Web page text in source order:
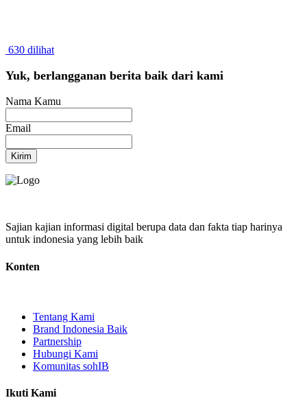
630 dilihat
Yuk, berlangganan berita baik dari kami
Nama Kamu
Email
Kirim
Sajian kajian informasi digital berupa data dan fakta tiap harinya
untuk indonesia yang lebih baik
Konten
Tentang Kami
Brand Indonesia Baik
Partnership
Hubungi Kami
Komunitas sohIB
Ikuti Kami